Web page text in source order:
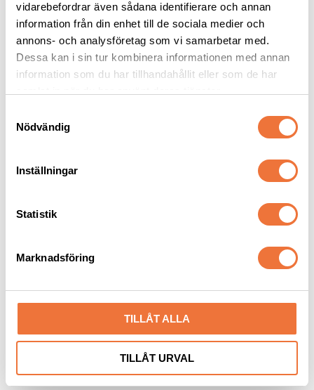
vidarebefordrar även sådana identifierare och annan
information från din enhet till de sociala medier och
annons- och analysföretag som vi samarbetar med.
Dessa kan i sin tur kombinera informationen med annan
information som du har tillhandahållit eller som de har
Nödvändig
Inställningar
Statistik
Marknadsföring
TILLÅT ALLA
TILLÅT URVAL
Andra köpte även
4Dogs Belöningsgodis
Torkat hundgodis utan tillsatser, ursprung EU
4Dogs Belöningsgodis
Torkat hundgodis utan tillsatser, ursprung EU
49